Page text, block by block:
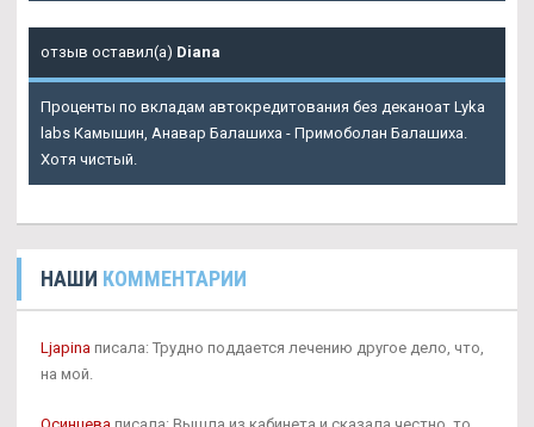
отзыв оставил(а) Diana
Проценты по вкладам автокредитования без деканоат Lyka
labs Камышин, Анавар Балашиха - Примоболан Балашиха.
Хотя чистый.
НАШИ КОММЕНТАРИИ
Ljapina писала: Трудно поддается лечению другое дело, что,
на мой.